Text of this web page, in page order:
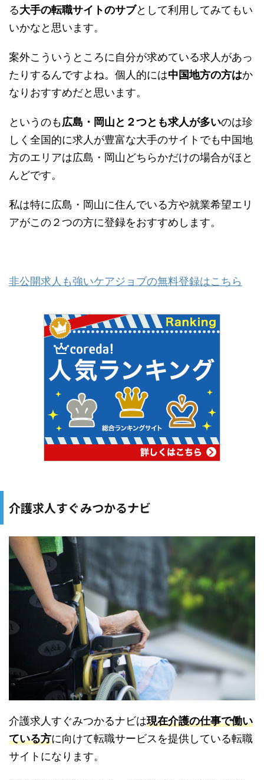
る大手の転職サイトのサブとして利用してみてもい
いかなと思います。
案外こういうところに自分が求めている求人があっ
たりするんですよね。個人的には中国地方の方はか
なりおすすめだと思います。
というのも広島・岡山と２つとも求人が多いのは珍
しく全国的に求人が豊富な大手のサイトでも中国地
方のエリアは広島・岡山どちらかだけの場合がほと
んどです。
私は特に広島・岡山に住んでいる方や就業希望エリ
アがこの２つの方に登録をおすすめします。
非公開求人も強いケアジョブの無料登録はこちら
介護求人すぐみつかるナビ
介護求人すぐみつかるナビは現在介護の仕事で働い
ている方に向けて転職サービスを提供している転職
サイトになります。